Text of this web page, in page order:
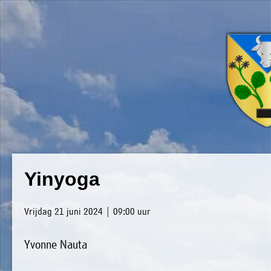
Yinyoga
Vrijdag 21 juni 2024 | 09:00 uur
Yvonne Nauta
»
Home
»
Welkom
»
Nieuws
Luxwoude.net
website@luxwoude.net
Plaatselijk
belang
Op
dit
moment